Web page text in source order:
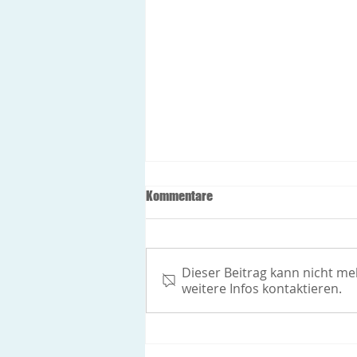
Öffnungszeiten während der
Feiertage
Gynäkologie: geschlossen
Montag 27.12.2021 und
Dienstag 28.12.2021:
Kommentare
Dieser Beitrag kann nicht
weitere Infos kontaktieren.